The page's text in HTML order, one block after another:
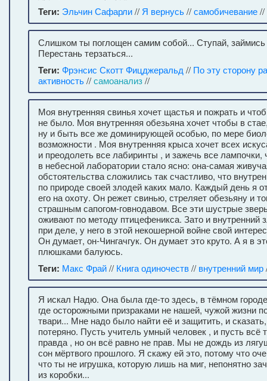
Теги: Эльчин Сафарли// Я вернусь//самобичевание//
Слишком ты поглощен самим собой... Ступай,
Перестань терзаться...
Теги: Фрэнсис Скотт Фицджеральд // По эту сторону
активность//самоанализ//
Моя внутренняя свинья хочет щастья и пожрать и
не было. Моя внутренняя обезьяна хочет чтобы в
ну и быть все же доминирующей особью, по мере
возможности . Моя внутренняя крыса хочет всех
и преодолеть все лабиринты , и зажечь все
в небесной лаборатории стало ясно: она-самая
обстоятельства сложились так счастливо, что
по природе своей злодей каких мало. Каждый день я
его на охоту. Он режет свинью, стреляет обезьяну и
страшным сапогом-говнодавом. Все эти шустрые
оживают по методу птицефеникса. Зато и внутренний
при деле, у него в этой некошерной войне свой
Он думает, он-Чингачгук. Он думает это круто. А я в
плюшками балуюсь.
Теги: Макс Фрай// Книга одиночеств// внутренний мир
Я искал Надю. Она была где-то здесь, в тёмном
где осторожными призраками не нашей, чужой жизни
твари... Мне надо было найти её и защитить, и
потеряно. Пусть учитель умный человек , и пусть всё
правда , но он всё равно не прав. Мы не дождь из
сон мёртвого прошлого. Я скажу ей это, потому что
что ты не игрушка, которую лишь на миг, непонятно
из коробки...